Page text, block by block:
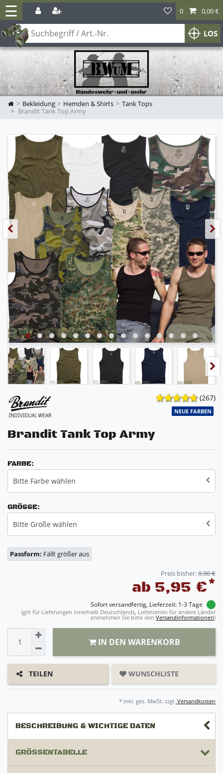
☰
LOS
0 0,00 €
Bekleidung Hemden & Shirts
Tank Tops
Brandit Tank Top Army
(267)
NEUE FARBEN
Brandit Tank Top Army
FARBE:
Bitte Farbe wählen
GRÖSSE:
Bitte Größe wählen
Passform: Fällt größer aus
Preis bisher:9,90 €
ab 5,95 €*
Sofort versandfertig, Lieferzeit: 1-3 Tage
(gilt für Lieferungen innerhalb Deutschlands, Lieferzeiten für andere Länder
entnehmen Sie bitte den Versandinformationen)
IN DEN WARENKORB
TEILEN WUNSCHLISTE
* inkl. ges. MwSt. zzgl. Versandkosten
BESCHREIBUNG & WICHTIGE DATEN
GRÖSSENTABELLE